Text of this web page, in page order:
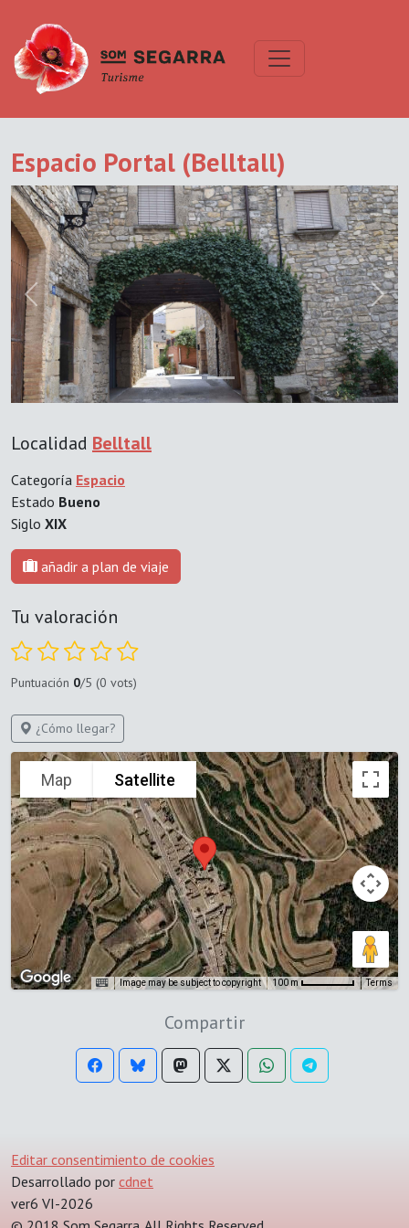
Espacio Portal (Belltall)
Previous Next
Localidad Belltall
Categoría Espacio
Estado Bueno
Siglo XIX
añadir a plan de viaje
Tu valoración
Puntuación 0/5 (0 vots)
¿Cómo llegar?
Map Satellite
Image may be subject to copyright 100 m Terms
Compartir
Editar consentimiento de cookies
Desarrollado por cdnet
ver6 VI-2026